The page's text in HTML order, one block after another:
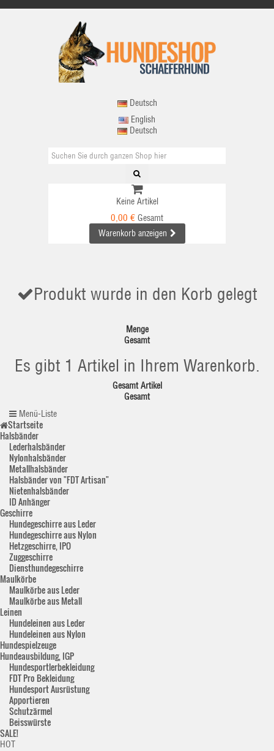
Deutsch
English
Deutsch
Keine Artikel
0,00 € Gesamt
Warenkorb anzeigen
Produkt wurde in den Korb gelegt
Menge
Gesamt
Es gibt 1 Artikel in Ihrem Warenkorb.
Gesamt Artikel
Gesamt
Menü-Liste
Startseite
Halsbänder
Lederhalsbänder
Nylonhalsbänder
Metallhalsbänder
Halsbänder von "FDT Artisan"
Nietenhalsbänder
ID Anhänger
Geschirre
Hundegeschirre aus Leder
Hundegeschirre aus Nylon
Hetzgeschirre, IPO
Zuggeschirre
Diensthundegeschirre
Maulkörbe
Maulkörbe aus Leder
Maulkörbe aus Metall
Leinen
Hundeleinen aus Leder
Hundeleinen aus Nylon
Hundespielzeuge
Hundeausbildung, IGP
Hundesportlerbekleidung
FDT Pro Bekleidung
Hundesport Ausrüstung
Apportieren
Schutzärmel
Beisswürste
SALE!
HOT